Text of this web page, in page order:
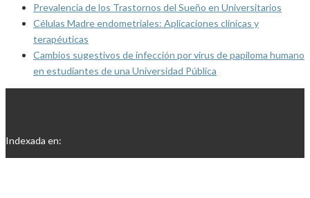
Prevalencia de los Trastornos del Sueño en Universitarios
Células Madre endometriales: Aplicaciones clínicas y
terapéuticas
Cambios sugestivos de infección por virus de papiloma humano
en estudiantes de una Universidad Pública
Indexada en: